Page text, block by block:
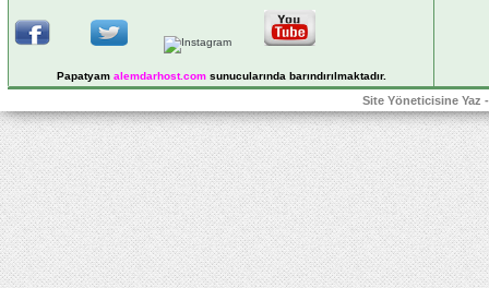
Papatyam alemdarhost.comsunucularında barındırılmaktadır.
Site Yöneticisine Yaz